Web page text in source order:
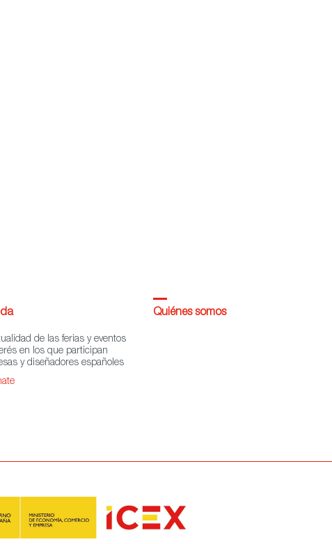
de las ferias y eventos
en los que participan
y diseñadores españoles
Quiénes somos